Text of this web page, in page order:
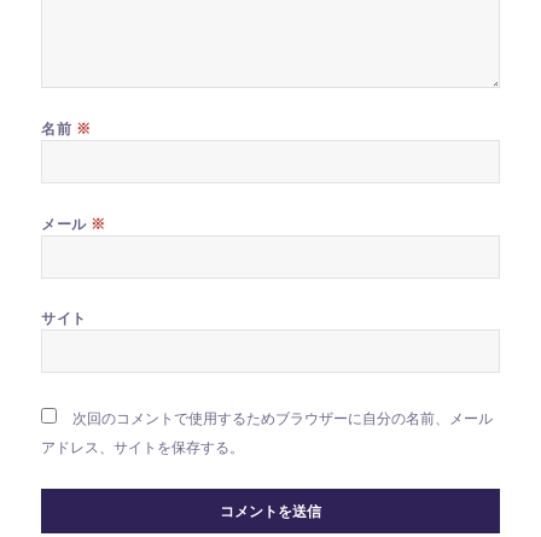
名前 ※
メール ※
サイト
次回のコメントで使用するためブラウザーに自分の名前、メール
アドレス、サイトを保存する。